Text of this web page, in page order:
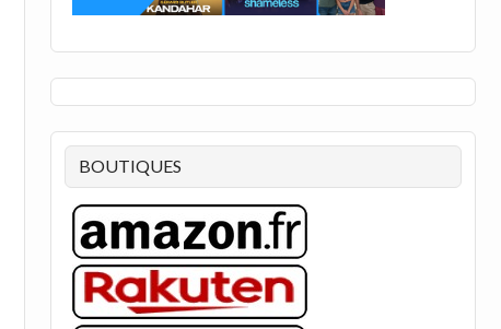
BOUTIQUES